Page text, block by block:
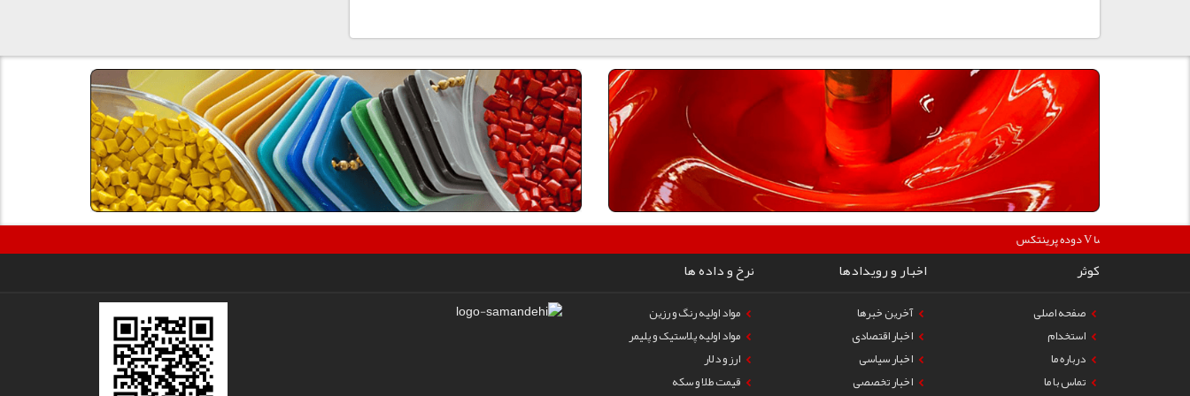
دوده پرینتکس V دگوسا :360000
کوثر اخبار و رویدادها نرخ و داده ها
صفحه اصلی
استخدام
درباره ما
تماس با ما
آخرین خبرها
اخبار اقتصادی
اخبار سیاسی
اخبار تخصصی
مواد اولیه رنگ و رزین
مواد اولیه پلاستیک و پلیمر
ارز و دلار
قیمت طلا و سکه